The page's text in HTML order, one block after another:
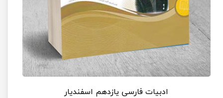
ادبیات فارسی یازدهم اسفندیار